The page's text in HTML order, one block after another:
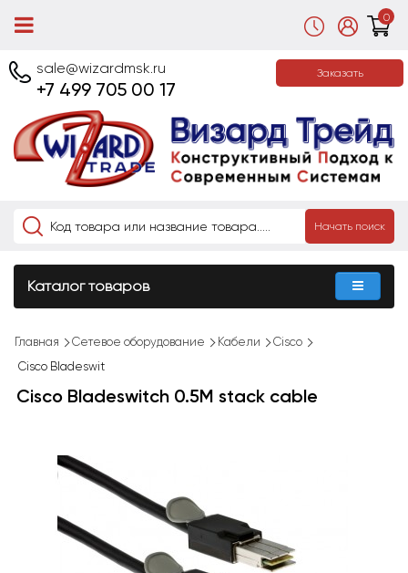
0
sale@wizardmsk.ru
+7 499 705 00 17
Заказать
Начать поиск
Каталог товаров
Главная Сетевое оборудование Кабели
Cisco
Cisco Bladeswit
Cisco Bladeswitch 0.5M stack cable